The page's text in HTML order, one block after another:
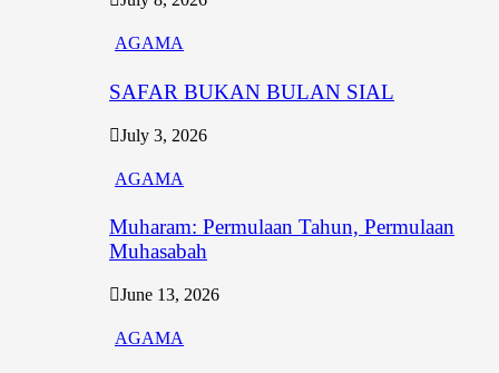
AGAMA
SAFAR BUKAN BULAN SIAL
July 3, 2026
AGAMA
Muharam: Permulaan Tahun, Permulaan
Muhasabah
June 13, 2026
AGAMA